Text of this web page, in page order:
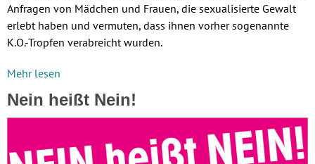
Anfragen von Mädchen und Frauen, die sexualisierte Gewalt
erlebt haben und vermuten, dass ihnen vorher sogenannte
K.O.-Tropfen verabreicht wurden.
Mehr lesen
Nein heißt Nein!